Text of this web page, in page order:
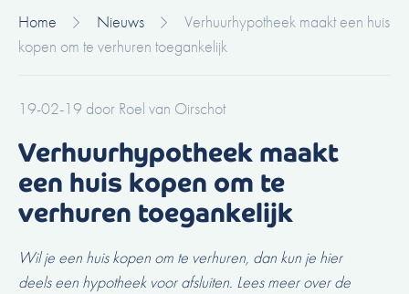
Home Nieuws
Verhuurhypotheek maakt een huis
kopen om te verhuren toegankelijk
19-02-19 door Roel van Oirschot
Verhuurhypotheek maakt
een huis kopen om te
verhuren toegankelijk
Wil je een huis kopen om te verhuren, dan kun je hier
deels een hypotheek voor afsluiten. Lees meer over de